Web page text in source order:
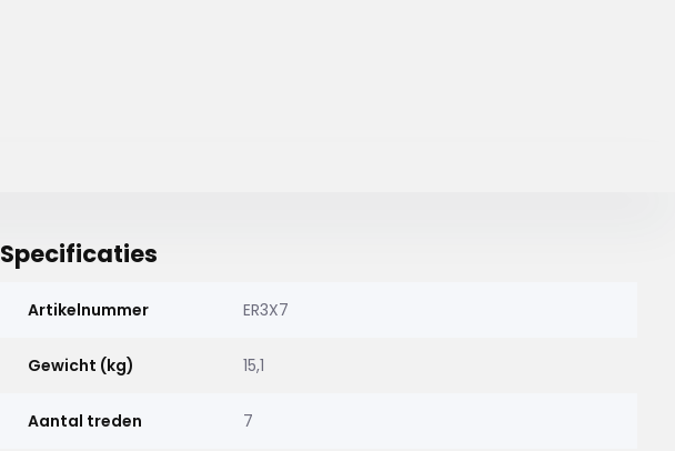
Specificaties
Artikelnummer ER3X7
Gewicht (kg) 15,1
Aantal treden 7